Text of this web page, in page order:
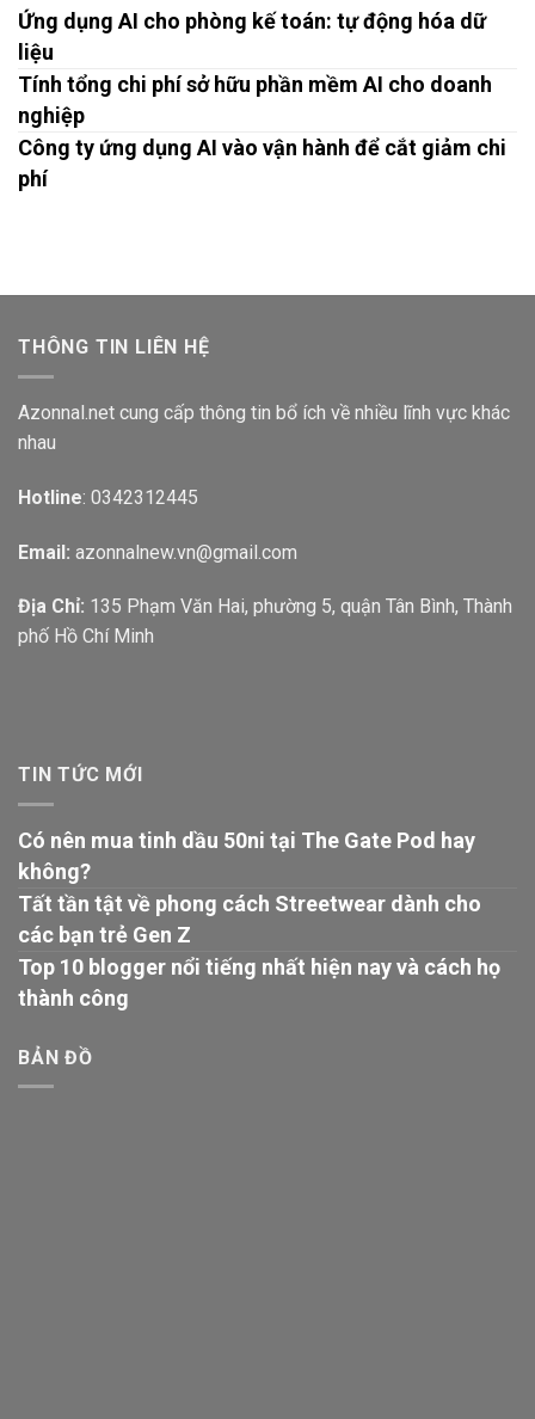
Ứng dụng AI cho phòng kế toán: tự động hóa dữ
liệu
Tính tổng chi phí sở hữu phần mềm AI cho doanh
nghiệp
Công ty ứng dụng AI vào vận hành để cắt giảm chi
phí
THÔNG TIN LIÊN HỆ
Azonnal.net cung cấp thông tin bổ ích về nhiều lĩnh vực khác
nhau
Hotline: 0342312445
Email: azonnalnew.vn@gmail.com
Địa Chỉ: 135 Phạm Văn Hai, phường 5, quận Tân Bình, Thành
phố Hồ Chí Minh
TIN TỨC MỚI
Có nên mua tinh dầu 50ni tại The Gate Pod hay
không?
Tất tần tật về phong cách Streetwear dành cho
các bạn trẻ Gen Z
Top 10 blogger nổi tiếng nhất hiện nay và cách họ
thành công
BẢN ĐỒ